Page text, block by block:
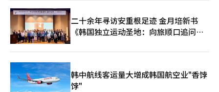
二十余年寻访安重根足迹 金月培新书
《韩国独立运动圣地：向旅顺口追问历
韩中航线客运量大增成韩国航空业"香饽
饽"